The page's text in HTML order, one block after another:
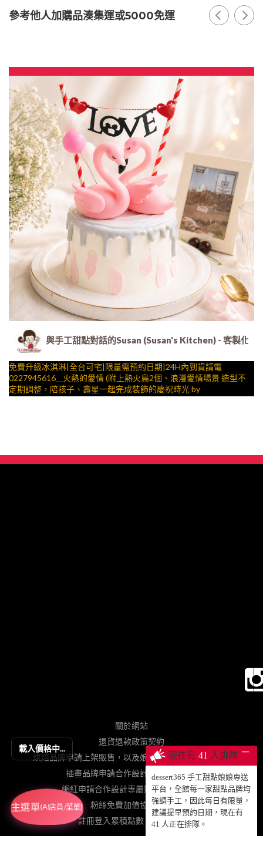
參考他人加購品湊集運或5000免運
與手工甜點對話的Susan (Susan's Kitchen) - 客製化
免費升級冰淇淋|全台可宅|限量需預約日期|24H內到貨請電
0227945616__火熱的愛情 (附上熱火鳥2個、浪漫愛情場景 造型不
定期調整，陪孩子、壽星一起完成裝飾的慶祝時光 by
現在有 41 人排隊 ─
dessert365 手工甜點娘娘專送
平台，全館每一家甜點品牌均
強調手工，因此每日有限量，
建議提早預約日期，現在有
41 人正在排隊。
關於網站
退貨退款政策契約
烘焙品牌申請上架販售，以及娘娘專送、動蛋糕授權等
插畫品牌申請合作設計手工甜點販售
網紅申請合作設計專屬影片動蛋糕販售
粉絲免費加值協力網站
註冊登入累積點數、查詢訂單
載入價格中...
主選單(AI店員/菜單)